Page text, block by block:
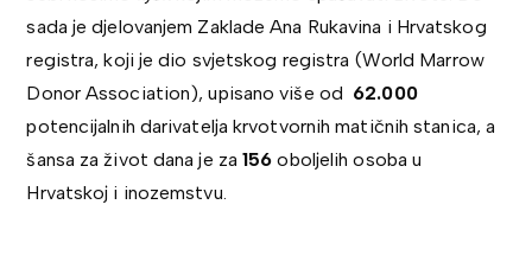
sada je djelovanjem Zaklade Ana Rukavina i Hrvatskog
registra, koji je dio svjetskog registra (World Marrow
Donor Association), upisano više od 62.000
potencijalnih darivatelja krvotvornih matičnih stanica, a
šansa za život dana je za156 oboljelih osoba u
Hrvatskoj i inozemstvu.